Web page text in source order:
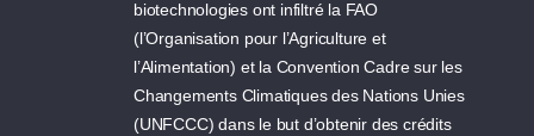
biotechnologies ont infiltré la FAO
(l’Organisation pour l’Agriculture et
l’Alimentation) et la Convention Cadre sur les
Changements Climatiques des Nations Unies
(UNFCCC) dans le but d’obtenir des crédits